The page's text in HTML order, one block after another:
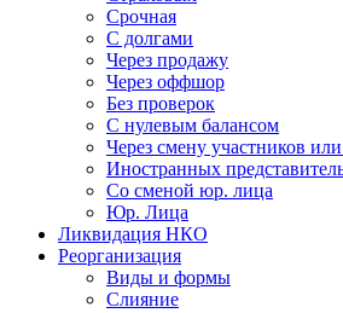
Срочная
С долгами
Через продажу
Через оффшор
Без проверок
С нулевым балансом
Через смену участников
Иностранных
Со сменой юр. лица
Юр. Лица
Ликвидация НКО
Реорганизация
Виды и формы
Слияние